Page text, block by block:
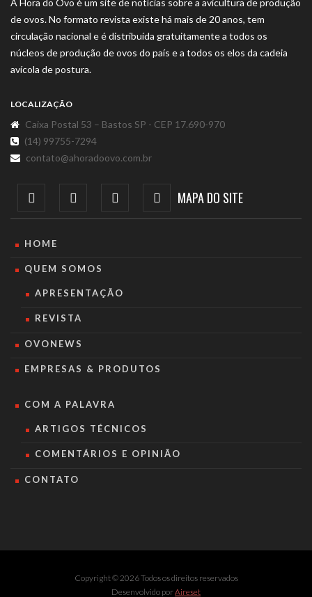
de ovos. No formato revista existe há mais de 20 anos, tem
circulação nacional e é distribuída gratuitamente a todos os
núcleos de produção de ovos do país e a todos os elos da cadeia
avícola de postura.
LOCALIZAÇÃO
Caixa Postal 53 – Bastos SP - CEP 17.690-970
(14) 99755-7294
contato@ahoradoovo.com.br
MAPA DO SITE
HOME
QUEM SOMOS
APRESENTAÇÃO
REVISTA
OVONEWS
EMPRESAS & PRODUTOS
COM A PALAVRA
ARTIGOS TÉCNICOS
COMENTÁRIOS E OPINIÃO
CONTATO
Copyright © 2026 Todos os direitos reservados
Desenvolvido porAireset